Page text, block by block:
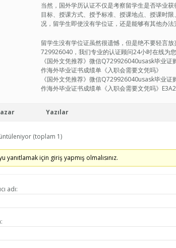
当然，国外学历认证不仅是考察留学生是否毕业
目标、授课方式、授予标准、授课地点、授课时
况，留学生即使没有学位证，还是能够有其他办法
留学生没有学位证虽然很遗憾，但是绝不要轻言
729926040，我们专业的认证顾问24小时在线为
《国外文凭推荐》微信Q729926040usask毕业
作海外毕业证书成绩单《入职会需要文凭吗》
《国外文凭推荐》微信Q729926040usask毕业
作海外毕业证书成绩单《入职会需要文凭吗》
Yazılar
(toplam 1)
yanıtlamak için giriş yapmış olmalısınız.
adı: